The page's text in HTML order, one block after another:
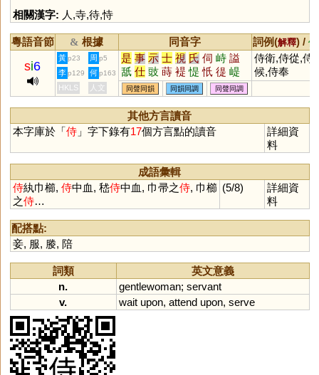
相關漢字: 人,寺,待,恃
粵語音節 & 根據 同音字 詞例(解釋) /
si6
黃 p23 周 p5 是 事 示 士 視 氏 伺 峙 謚
舐 仕 豉 蒔 褆 惿 忯 徥 崼
沶 忕 戺 跱 諟 諡
侍衛,侍從,侍
候,侍奉
李 p129 何 p163
HKLS 人文 同聲同韻 同韻同調 同聲同調
其他方言讀音
本字庫於「侍」字下錄有17個方言點的讀音
詳細資
料
成語彙輯
侍紈巾櫛, 侍中血, 嵇侍中血, 巾帚之侍, 巾櫛
之侍…
(5/8)
詳細資
料
配搭點:
妾, 服, 媵, 陪
詞類
英文意義
n.
gentlewoman; servant
v.
wait upon, attend upon, serve